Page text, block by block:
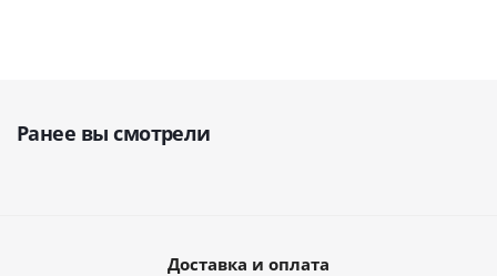
Ранее вы смотрели
Доставка и оплата